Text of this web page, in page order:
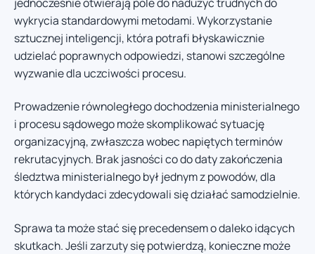
wykrycia standardowymi metodami. Wykorzystanie
sztucznej inteligencji, która potrafi błyskawicznie
udzielać poprawnych odpowiedzi, stanowi szczególne
wyzwanie dla uczciwości procesu.
Prowadzenie równoległego dochodzenia ministerialnego
i procesu sądowego może skomplikować sytuację
organizacyjną, zwłaszcza wobec napiętych terminów
rekrutacyjnych. Brak jasności co do daty zakończenia
śledztwa ministerialnego był jednym z powodów, dla
których kandydaci zdecydowali się działać samodzielnie.
Sprawa ta może stać się precedensem o daleko idących
skutkach. Jeśli zarzuty się potwierdzą, konieczne może